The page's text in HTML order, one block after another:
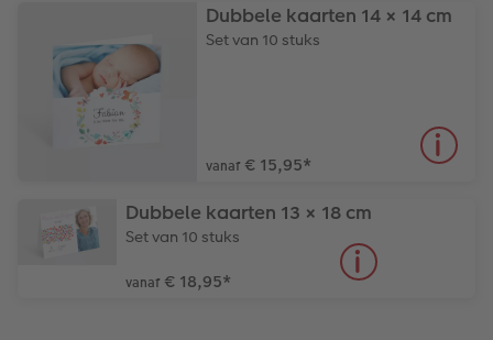
Dubbele kaarten 14 × 14 cm
Set van 10 stuks
vanaf € 15,95*
Dubbele kaarten 13 × 18 cm
Set van 10 stuks
vanaf € 18,95*